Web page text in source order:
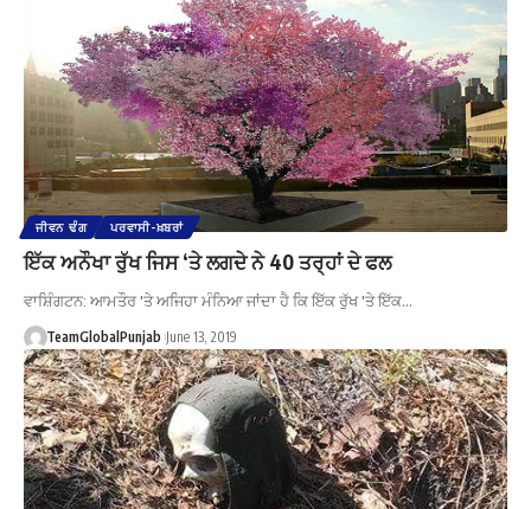
ਜੀਵਨ ਢੰਗ ਪਰਵਾਸੀ-ਖ਼ਬਰਾਂ
ਇੱਕ ਅਨੌਖਾ ਰੁੱਖ ਜਿਸ ‘ਤੇ ਲਗਦੇ ਨੇ 40 ਤਰ੍ਹਾਂ ਦੇ ਫਲ
ਵਾਸ਼ਿੰਗਟਨ: ਆਮਤੌਰ 'ਤੇ ਅਜਿਹਾ ਮੰਨਿਆ ਜਾਂਦਾ ਹੈ ਕਿ ਇੱਕ ਰੁੱਖ 'ਤੇ ਇੱਕ…
TeamGlobalPunjab June 13, 2019